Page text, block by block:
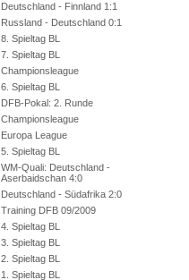
Deutschland - Finnland 1:1
Russland - Deutschland 0:1
8. Spieltag BL
7. Spieltag BL
Championsleague
6. Spieltag BL
DFB-Pokal: 2. Runde
Championsleague
Europa League
5. Spieltag BL
WM-Quali: Deutschland -
Aserbaidschan 4:0
Deutschland - Südafrika 2:0
Training DFB 09/2009
4. Spieltag BL
3. Spieltag BL
2. Spieltag BL
1. Spieltag BL